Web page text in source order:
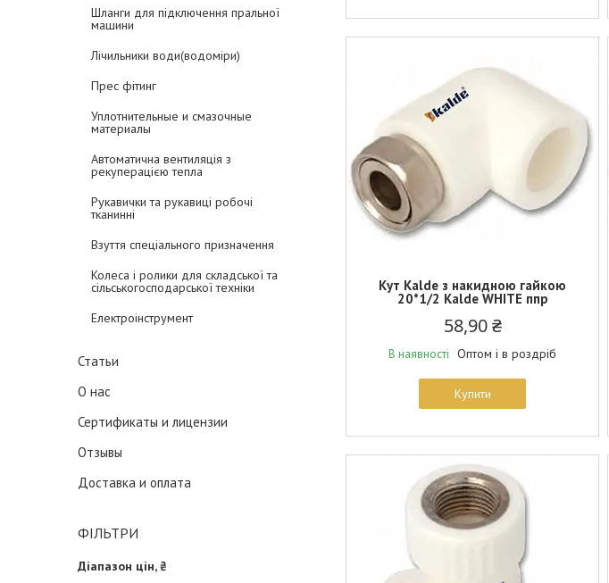
Шланги для підключення пральної
машини
Лічильники води(водоміри)
Прес фітинг
Уплотнительные и смазочные
материалы
Автоматична вентиляція з
рекуперацією тепла
Рукавички та рукавиці робочі
тканинні
Взуття спеціального призначення
Колеса і ролики для складської та
сільськогосподарської техніки
Електроінструмент
Статьи
О нас
Сертификаты и лицензии
Отзывы
Доставка и оплата
ФІЛЬТРИ
Діапазон цін, ₴
Кут Kalde з накидною гайкою
20*1/2 Kalde WHITE ппр
58,90 ₴
В наявності Оптом і в роздріб
Купити